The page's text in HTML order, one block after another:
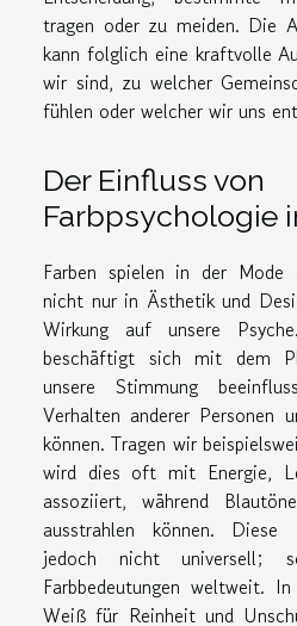
tragen oder zu meiden. Die
kann folglich eine kraftvolle
wir sind, zu welcher
fühlen oder welcher wir uns
Der Einfluss von
Farbpsychologie
Farben spielen in der Mode
nicht nur in Ästhetik und
Wirkung auf unsere
beschäftigt sich mit dem
unsere Stimmung
Verhalten anderer Personen
können. Tragen wir
wird dies oft mit Energie,
assoziiert, während
ausstrahlen können. Diese
jedoch nicht universell;
Farbbedeutungen weltweit.
Weiß für Reinheit und